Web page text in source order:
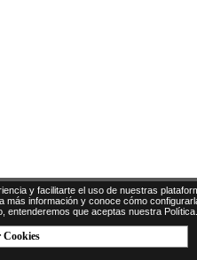
y facilitarte el uso de nuestras
más información y conoce cómo
entenderemos que aceptas nuestra Política.
Cookies